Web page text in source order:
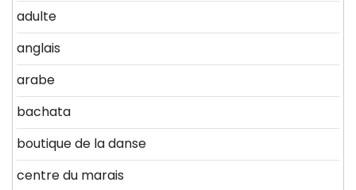
adulte
anglais
arabe
bachata
boutique de la danse
centre du marais